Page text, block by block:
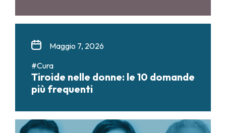
Maggio 7, 2026
#Cura
Tiroide nelle donne: le 10 domande
più frequenti